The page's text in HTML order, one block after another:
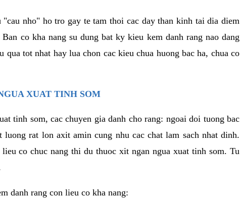
nho" ho tro gay te tam thoi cac day than kinh tai dia diem
co kha nang su dung bat ky kieu kem danh rang nao dang
tot nhat hay lua chon cac kieu chua huong bac ha, chua co
XUAT TINH SOM
tinh som, cac chuyen gia danh cho rang: ngoai doi tuong bac
rat lon axit amin cung nhu cac chat lam sach nhat dinh.
co chuc nang thi du thuoc xit ngan ngua xuat tinh som. Tu
danh rang con lieu co kha nang: